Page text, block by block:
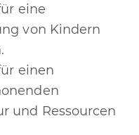
eine
von Kindern
einen
und Ressourcen